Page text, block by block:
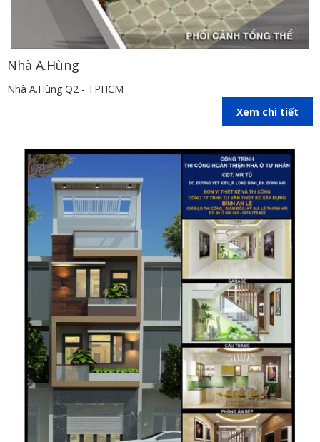
Nhà A.Hùng
Nhà A.Hùng Q2 - TPHCM
Xem chi tiết